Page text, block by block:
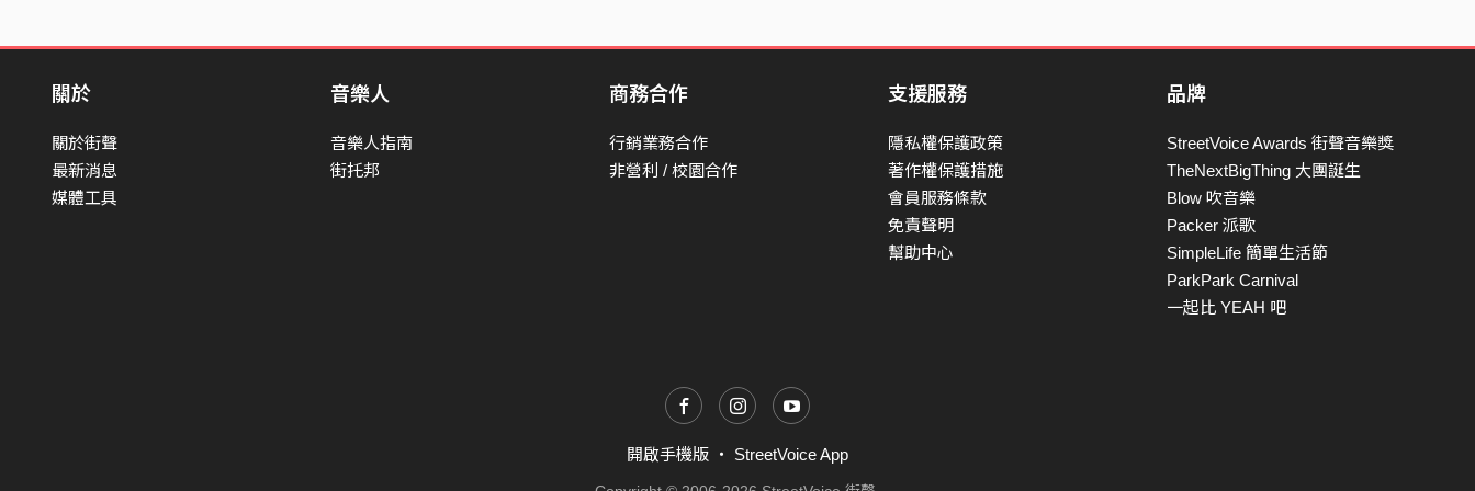
關於
關於街聲
最新消息
媒體工具
音樂人
音樂人指南
街托邦
商務合作
行銷業務合作
非營利 / 校園合作
支援服務
隱私權保護政策
著作權保護措施
會員服務條款
免責聲明
幫助中心
品牌
StreetVoice Awards 街聲音樂獎
TheNextBigThing 大團誕生
Blow 吹音樂
Packer 派歌
SimpleLife 簡單生活節
ParkPark Carnival
一起比 YEAH 吧
開啟手機版 ・ StreetVoice App